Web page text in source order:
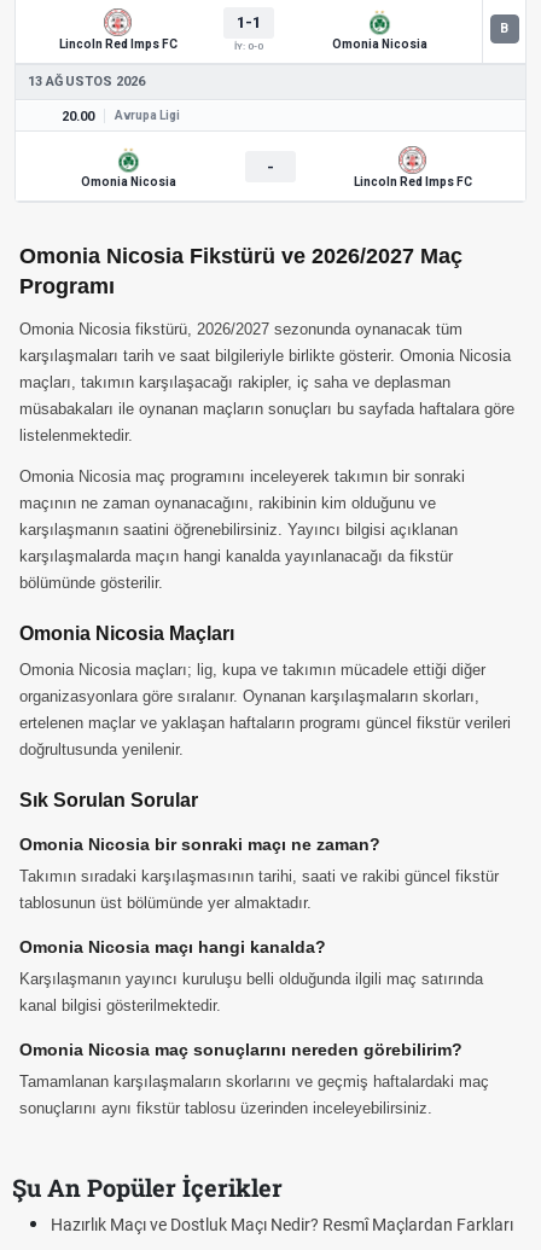
Lincoln Red Imps FC
1-1
İY: 0-0 Omonia Nicosia
13 AĞUSTOS 2026
20.00 Avrupa Ligi
Omonia Nicosia
-
Lincoln Red Imps FC
Omonia Nicosia Fikstürü ve 2026/2027 Maç
Programı
Omonia Nicosia fikstürü, 2026/2027 sezonunda oynanacak tüm
karşılaşmaları tarih ve saat bilgileriyle birlikte gösterir. Omonia Nicosia
maçları, takımın karşılaşacağı rakipler, iç saha ve deplasman
müsabakaları ile oynanan maçların sonuçları bu sayfada haftalara göre
listelenmektedir.
Omonia Nicosia maç programını inceleyerek takımın bir sonraki
maçının ne zaman oynanacağını, rakibinin kim olduğunu ve
karşılaşmanın saatini öğrenebilirsiniz. Yayıncı bilgisi açıklanan
karşılaşmalarda maçın hangi kanalda yayınlanacağı da fikstür
bölümünde gösterilir.
Omonia Nicosia Maçları
Omonia Nicosia maçları; lig, kupa ve takımın mücadele ettiği diğer
organizasyonlara göre sıralanır. Oynanan karşılaşmaların skorları,
ertelenen maçlar ve yaklaşan haftaların programı güncel fikstür verileri
doğrultusunda yenilenir.
Sık Sorulan Sorular
Omonia Nicosia bir sonraki maçı ne zaman?
Takımın sıradaki karşılaşmasının tarihi, saati ve rakibi güncel fikstür
tablosunun üst bölümünde yer almaktadır.
Omonia Nicosia maçı hangi kanalda?
Karşılaşmanın yayıncı kuruluşu belli olduğunda ilgili maç satırında
kanal bilgisi gösterilmektedir.
Omonia Nicosia maç sonuçlarını nereden görebilirim?
Tamamlanan karşılaşmaların skorlarını ve geçmiş haftalardaki maç
sonuçlarını aynı fikstür tablosu üzerinden inceleyebilirsiniz.
Şu An Popüler İçerikler
Hazırlık Maçı ve Dostluk Maçı Nedir? Resmî Maçlardan Farkları